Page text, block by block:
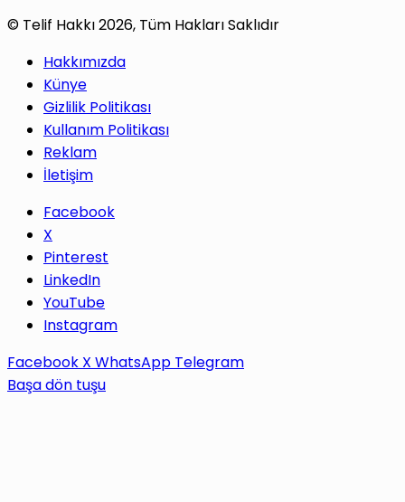
© Telif Hakkı 2026, Tüm Hakları Saklıdır
Hakkımızda
Künye
Gizlilik Politikası
Kullanım Politikası
Reklam
İletişim
Facebook
X
Pinterest
LinkedIn
YouTube
Instagram
Facebook X WhatsApp Telegram
Başa dön tuşu